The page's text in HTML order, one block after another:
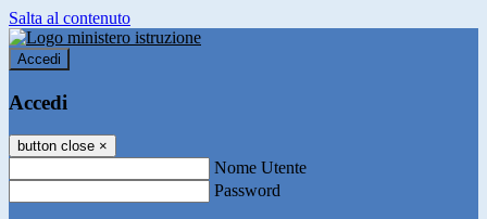
Salta al contenuto
Accedi
Accedi
button close ×
Nome Utente
Password